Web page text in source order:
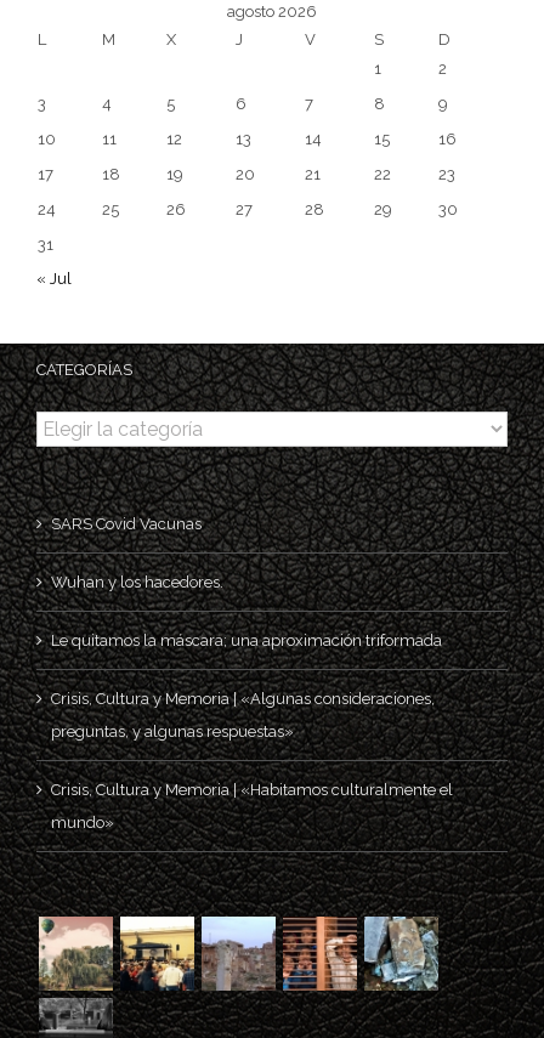
agosto 2026
L
M X J V S
D
1
2
3
4 5 6 7 8
9
10
11 12 13 14 15
16
17
18 19 20 21 22
23
24
25 26 27 28 29
30
31
« Jul
CATEGORÍAS
Categorías
SARS Covid Vacunas
Wuhan y los hacedores.
Le quitamos la máscara; una aproximación triformada
Crisis, Cultura y Memoria | «Algunas consideraciones,
preguntas, y algunas respuestas»
Crisis, Cultura y Memoria | «Habitamos culturalmente el
mundo»